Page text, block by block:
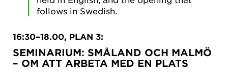
follows in Swedish.
16:30–18.00, PLAN 3:
SEMINARIUM: SMÅLAND OCH MALMÖ
– OM ATT ARBETA MED EN PLATS